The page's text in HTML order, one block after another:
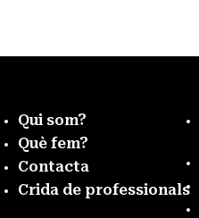
Qui som?
Què fem?
Contacta
Crida de professionals